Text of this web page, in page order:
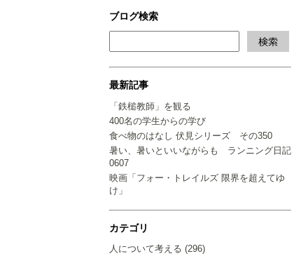
ブログ検索
最新記事
「鉄槌教師」を観る
400名の学生からの学び
食べ物のはなし 伏見シリーズ その350
暑い、暑いといいながらも ランニング日記
0607
映画「フォー・トレイルズ 限界を超えてゆ
け」
カテゴリ
人について考える (296)